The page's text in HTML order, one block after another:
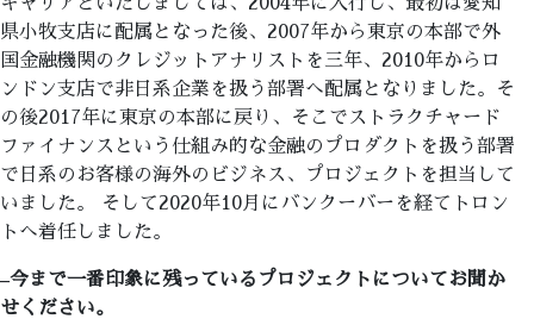
県小牧支店に配属となった後、2007年から東京の本部で外
国金融機関のクレジットアナリストを三年、2010年からロ
ンドン支店で非日系企業を扱う部署へ配属となりました。そ
の後2017年に東京の本部に戻り、そこでストラクチャード
ファイナンスという仕組み的な金融のプロダクトを扱う部署
で日系のお客様の海外のビジネス、プロジェクトを担当して
いました。 そして2020年10月にバンクーバーを経てトロン
トへ着任しました。
–今まで一番印象に残っているプロジェクトについてお聞か
せください。